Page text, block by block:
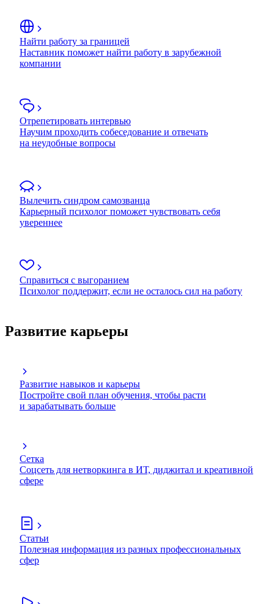
Найти работу за границей
Наставник поможет найти работу в зарубежной
компании
Отрепетировать интервью
Научим проходить собеседование и отвечать
на неудобные вопросы
Вылечить синдром самозванца
Карьерный психолог поможет чувствовать себя
увереннее
Справиться с выгоранием
Психолог поддержит, если не осталось сил на работу
Развитие карьеры
Развитие навыков и карьеры
Постройте свой план обучения, чтобы расти
и зарабатывать больше
Сетка
Соцсеть для нетворкинга в ИТ, диджитал и креативной
сфере
Статьи
Полезная информация из разных профессиональных
сфер